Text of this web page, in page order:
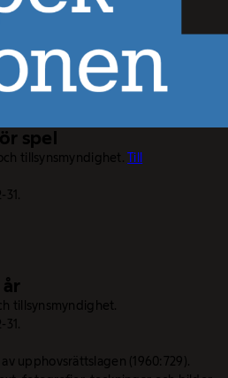
spel
tillsynsmyndighet.Till
31.
tillsynsmyndighet.
31.
upphovsrättslagen (1960:729).